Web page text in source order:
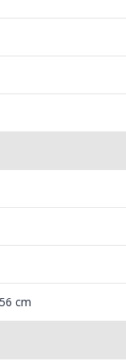
partea superioara +
lucru este posibil
in orice perioada a
Supergrill, puteti
fragede in interior,
cm